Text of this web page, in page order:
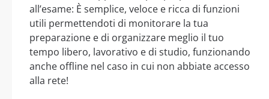
all’esame: È semplice, veloce e ricca di funzioni
utili permettendoti di monitorare la tua
preparazione e di organizzare meglio il tuo
tempo libero, lavorativo e di studio, funzionando
anche offline nel caso in cui non abbiate accesso
alla rete!